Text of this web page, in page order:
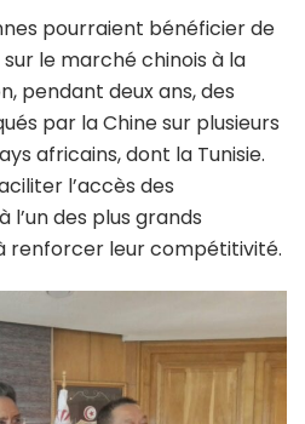
pourraient bénéficier de
le marché chinois à la
pendant deux ans, des
par la Chine sur plusieurs
africains, dont la Tunisie.
l’accès des
des plus grands
renforcer leur compétitivité.